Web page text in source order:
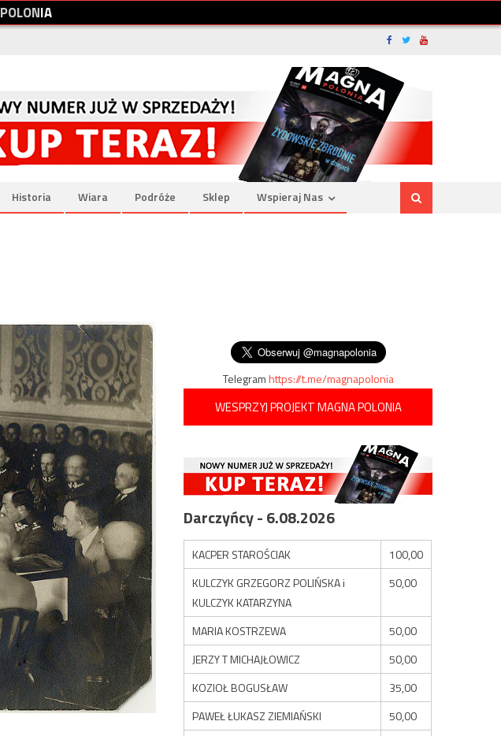
POLONIA
Historia Wiara Podróże Sklep Wspieraj Nas
Telegramhttps://t.me/magnapolonia
WESPRZYJ PROJEKT MAGNA POLONIA
Darczyńcy - 6.08.2026
KACPER STAROŚCIAK
100,00
KULCZYK GRZEGORZ POLIŃSKA i
KULCZYK KATARZYNA
50,00
MARIA KOSTRZEWA
50,00
JERZY T MICHAJŁOWICZ
50,00
KOZIOŁ BOGUSŁAW
35,00
PAWEŁ ŁUKASZ ZIEMIAŃSKI
50,00